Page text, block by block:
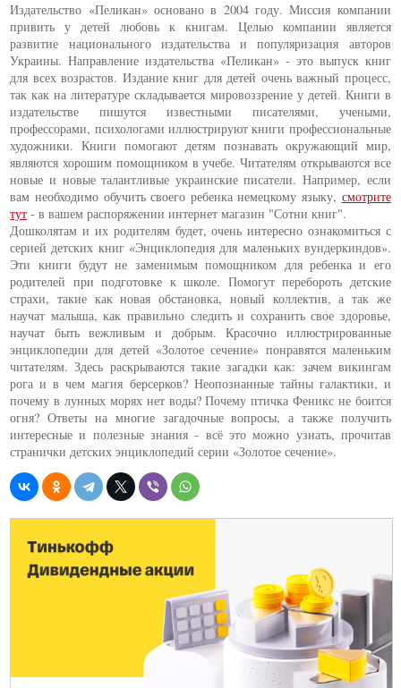
Издательство «Пеликан» основано в 2004 году. Миссия компании
привить у детей любовь к книгам. Целью компании является
развитие национального издательства и популяризация авторов
Украины. Направление издательства «Пеликан» - это выпуск книг
для всех возрастов. Издание книг для детей очень важный процесс,
так как на литературе складывается мировоззрение у детей. Книги в
издательстве пишутся известными писателями, учеными,
профессорами, психологами иллюстрируют книги профессиональные
художники. Книги помогают детям познавать окружающий мир,
являются хорошим помощником в учебе. Читателям открываются все
новые и новые талантливые украинские писатели. Например, если
вам необходимо обучить своего ребенка немецкому языку, смотрите
тут - в вашем распоряжении интернет магазин "Сотни книг".
Дошколятам и их родителям будет, очень интересно ознакомиться с
серией детских книг «Энциклопедия для маленьких вундеркиндов».
Эти книги будут не заменимым помощником для ребенка и его
родителей при подготовке к школе. Помогут перебороть детские
страхи, такие как новая обстановка, новый коллектив, а так же
научат малыша, как правильно следить и сохранить свое здоровье,
научат быть вежливым и добрым. Красочно иллюстрированные
энциклопедии для детей «Золотое сечение» понравятся маленьким
читателям. Здесь раскрываются такие загадки как: зачем викингам
рога и в чем магия берсерков? Неопознанные тайны галактики, и
почему в лунных морях нет воды? Почему птичка Феникс не боится
огня? Ответы на многие загадочные вопросы, а также получить
интересные и полезные знания - всё это можно узнать, прочитав
странички детских энциклопедий серии «Золотое сечение».